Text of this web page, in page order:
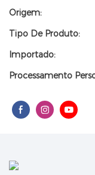
Origem:
Tipo De Produto:
Importado:
Processamento